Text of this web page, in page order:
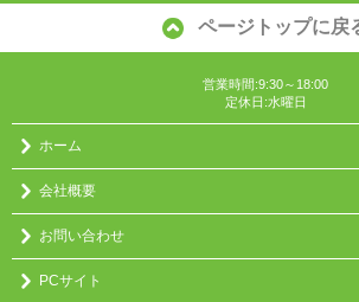
ページトップに戻
営業時間:9:30～18:00
定休日:水曜日
ホーム
会社概要
お問い合わせ
PCサイト